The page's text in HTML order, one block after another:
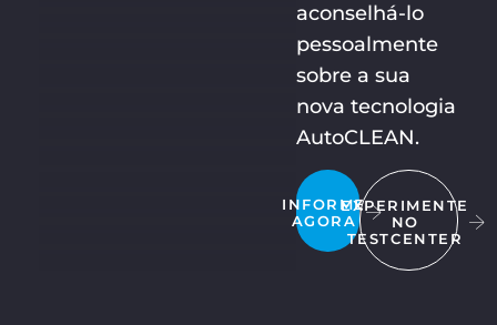
aconselhá-lo
pessoalmente
sobre a sua
nova tecnologia
AutoCLEAN.
INFORME
AGORA
EXPERIMENTE
NO
TESTCENTER